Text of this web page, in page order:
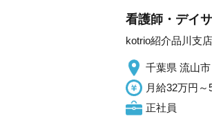
看護師・デイ
kotrio紹介品川支店
千葉県 流山市
月給32万円～
正社員